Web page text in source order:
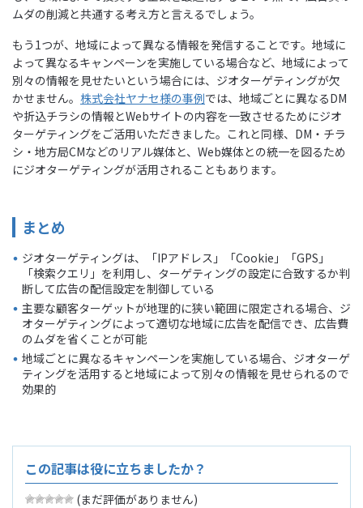
ムダの削減と共通する考え方と言えるでしょう。
もう1つが、地域によって異なる情報を発信することです。地域に
よって異なるキャンペーンを実施している場合など、地域によって
別々の情報を見せたいという場合には、ジオターゲティングが欠
かせません。 株式会社ヤナセ様の事例では、地域ごとに異なるDM
や折込チラシの情報とWebサイトの内容を一致させるためにジオ
ターゲティングをご活用いただきました。これと同様、DM・チラ
シ・地方局CMなどのリアル媒体と、Web媒体との統一を図るため
にジオターゲティングが活用されることもあります。
まとめ
ジオターゲティングは、「IPアドレス」「Cookie」「GPS」
「検索クエリ」を利用し、ターゲティングの設定に合致するか判
断して広告の配信設定を制御している
主要な顧客ターゲットが地理的に狭い範囲に限定される場合、ジ
オターゲティングによって適切な地域に広告を配信でき、広告費
のムダを省くことが可能
地域ごとに異なるキャンペーンを実施している場合、ジオターゲ
ティングを活用すると地域によって別々の情報を見せられるので
効果的
この記事は役に立ちましたか？
(まだ評価がありません)